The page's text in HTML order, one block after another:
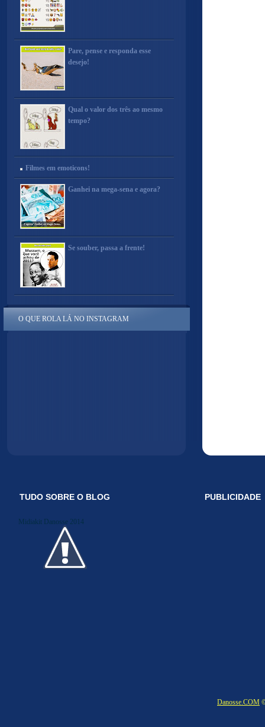
Pare, pense e responda esse
desejo!
Qual o valor dos três ao mesmo
tempo?
Filmes em emoticons!
Ganhei na mega-sena e agora?
Se souber, passa a frente!
O QUE ROLA LÁ NO INSTAGRAM
TUDO SOBRE O BLOG
Midiakit Danosse 2014
PUBLICIDADE
Danosse.COM